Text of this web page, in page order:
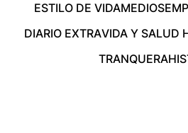
ESTILO DE VIDAMEDIOS
DIARIO EXTRAVIDA Y SALUD
TRANQUERA